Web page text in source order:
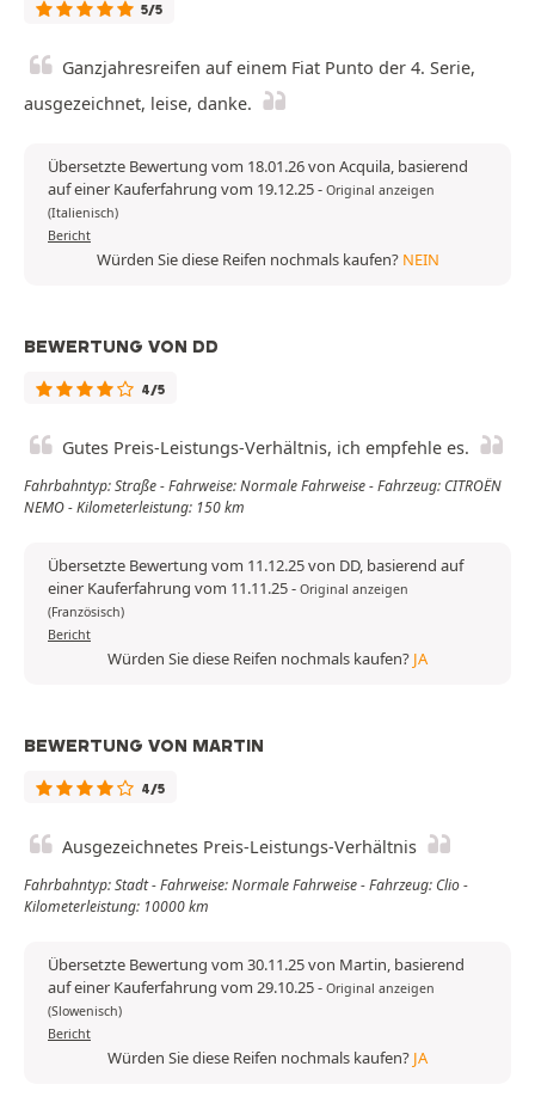
5/5
Ganzjahresreifen auf einem Fiat Punto der 4. Serie,
ausgezeichnet, leise, danke.
Übersetzte Bewertung vom 18.01.26 von Acquila, basierend
auf einer Kauferfahrung vom 19.12.25- Original anzeigen
(Italienisch)
Bericht
Würden Sie diese Reifen nochmals kaufen? NEIN
BEWERTUNG VON DD
4/5
Gutes Preis-Leistungs-Verhältnis, ich empfehle es.
Fahrbahntyp: Straße - Fahrweise: Normale Fahrweise - Fahrzeug: CITROËN
NEMO - Kilometerleistung: 150 km
Übersetzte Bewertung vom 11.12.25 von DD, basierend auf
einer Kauferfahrung vom 11.11.25- Original anzeigen
(Französisch)
Bericht
Würden Sie diese Reifen nochmals kaufen? JA
BEWERTUNG VON MARTIN
4/5
Ausgezeichnetes Preis-Leistungs-Verhältnis
Fahrbahntyp: Stadt - Fahrweise: Normale Fahrweise - Fahrzeug: Clio -
Kilometerleistung: 10000 km
Übersetzte Bewertung vom 30.11.25 von Martin, basierend
auf einer Kauferfahrung vom 29.10.25- Original anzeigen
(Slowenisch)
Bericht
Würden Sie diese Reifen nochmals kaufen? JA